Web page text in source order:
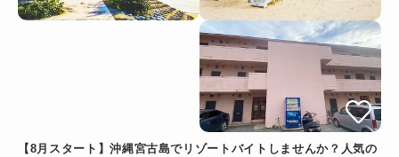
【8月スタート】沖縄宮古島でリゾートバイトしませんか？人気の